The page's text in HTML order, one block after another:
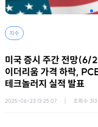
지수
미국 증시 주간 전망(6/
이더리움 가격 하락,
테크놀러지 실적 발표
2025-06-23 13:25:07 조회수 313